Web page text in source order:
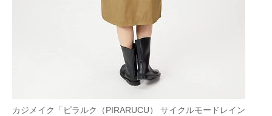
カジメイク「ピラルク（PIRARUCU） サイクルモードレイン